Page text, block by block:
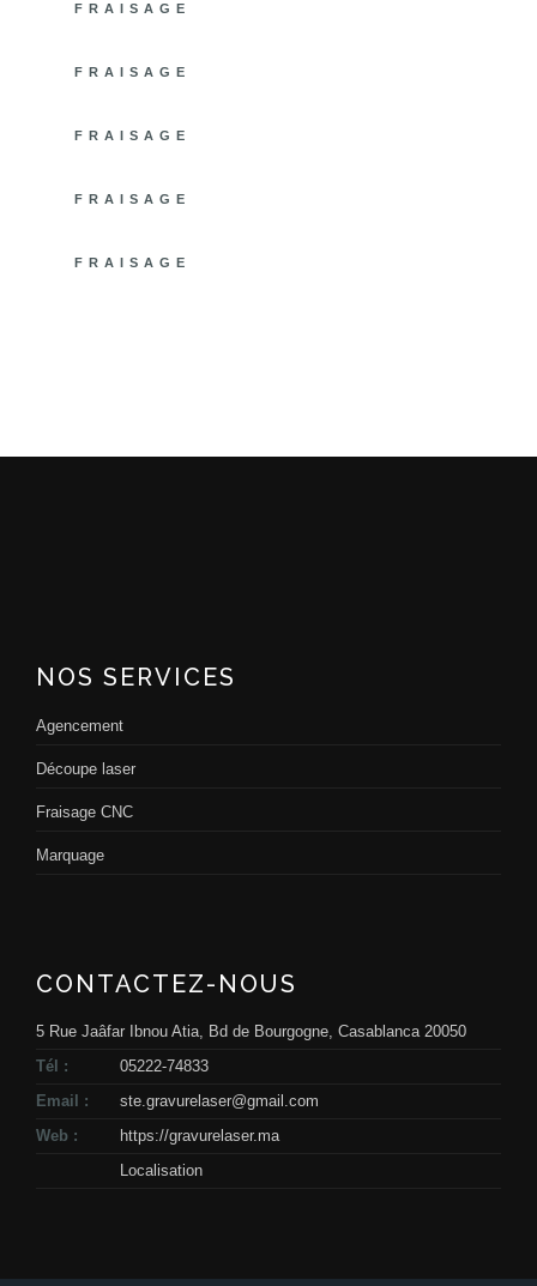
FRAISAGE
FRAISAGE
FRAISAGE
FRAISAGE
FRAISAGE
NOS SERVICES
Agencement
Découpe laser
Fraisage CNC
Marquage
CONTACTEZ-NOUS
5 Rue Jaâfar Ibnou Atia, Bd de Bourgogne, Casablanca 20050
Tél :
05222-74833
Email :
ste.gravurelaser@gmail.com
Web :
https://gravurelaser.ma
Localisation